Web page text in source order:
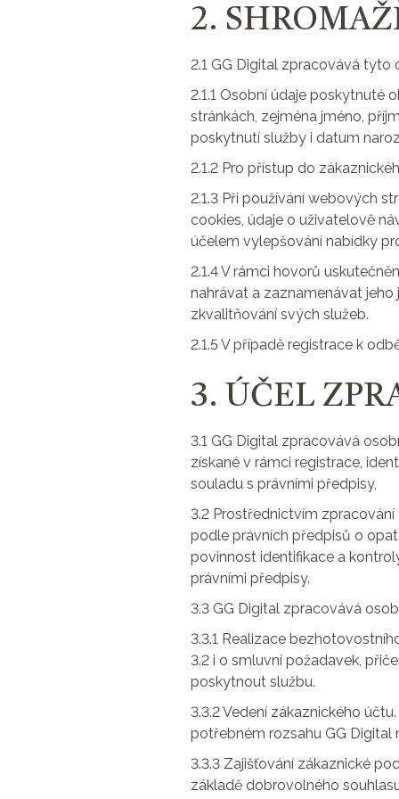
2.
2.1 GG Digital zpracovává tyto
2.1.1 Osobní údaje
stránkách, zejména jméno,
poskytnutí služby i datum
2.1.2 Pro přístup do
2.1.3 Při používání webových
cookies, údaje o uživatelově
účelem vylepšování nabídky
2.1.4 V rámci hovorů
nahrávat a zaznamenávat
zkvalitňování svých služeb.
2.1.5 V případě registrace k
3. ÚČEL
3.1 GG Digital zpracovává
získané v rámci registrace,
souladu s právními předpisy,
3.2 Prostřednictvím
podle právních předpisů o
povinnost identifikace a
právními předpisy.
3.3 GG Digital zpracovává
3.3.1 Realizace
3.2 i o smluvní požadavek,
poskytnout službu.
3.3.2 Vedení zákaznického
potřebném rozsahu GG Digital
3.3.3 Zajišťování zákaznické
základě dobrovolného